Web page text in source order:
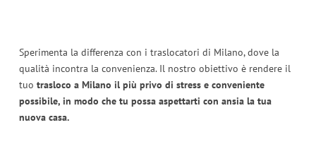
Sperimenta la differenza con i traslocatori di Milano, dove la
qualità incontra la convenienza. Il nostro obiettivo è rendere il
tuo trasloco a Milano il più privo di stress e conveniente
possibile, in modo che tu possa aspettarti con ansia la tua
nuova casa.